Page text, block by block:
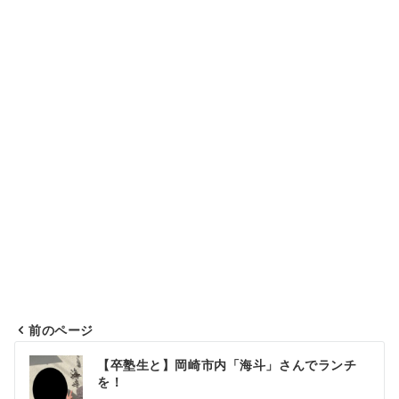
投
稿
前のページ
【卒塾生と】岡崎市内「海斗」さんでランチ
を！